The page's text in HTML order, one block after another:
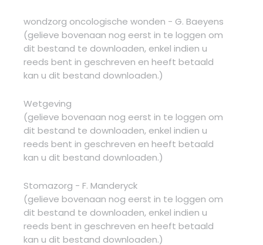
wondzorg oncologische wonden - G. Baeyens
(gelieve bovenaan nog eerst in te loggen om
dit bestand te downloaden, enkel indien u
reeds bent in geschreven en heeft betaald
kan u dit bestand downloaden.)
Wetgeving
(gelieve bovenaan nog eerst in te loggen om
dit bestand te downloaden, enkel indien u
reeds bent in geschreven en heeft betaald
kan u dit bestand downloaden.)
Stomazorg - F. Manderyck
(gelieve bovenaan nog eerst in te loggen om
dit bestand te downloaden, enkel indien u
reeds bent in geschreven en heeft betaald
kan u dit bestand downloaden.)